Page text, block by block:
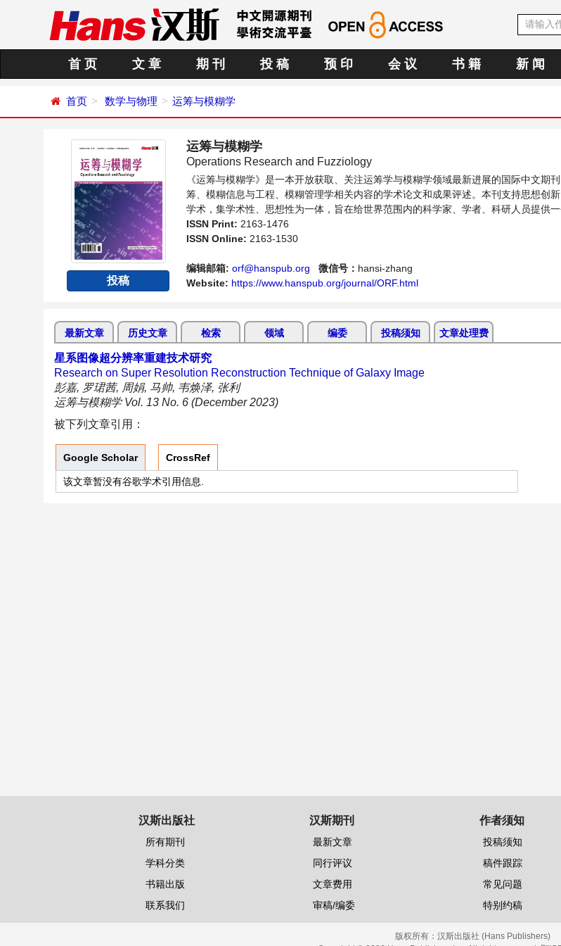
首 页 文 章 期 刊 投 稿 预 印 会 议 书 籍 新 闻
首页 数学与物理 运筹与模糊学
投稿
运筹与模糊学
Operations Research and Fuzziology
《运筹与模糊学》是一本开放获取、关注运筹学与模糊学领域最新进展的国际中文期
筹、模糊信息与工程、模糊管理学相关内容的学术论文和成果评述。本刊支持思想创
学术，集学术性、思想性为一体，旨在给世界范围内的科学家、学者、科研人员提供一
糊学领域内不同方向问题与发展的交流平台。
ISSN Print: 2163-1476
ISSN Online: 2163-1530
编辑邮箱: orf@hanspub.org 微信号： hansi-zhang
Website: https://www.hanspub.org/journal/ORF.html
最新文章 历史文章 检索 领域 编委 投稿须知 文章处理费
星系图像超分辨率重建技术研究
Research on Super Resolution Reconstruction Technique of Galaxy Image
彭嘉, 罗珺茜, 周娟, 马帅, 韦焕泽, 张利
运筹与模糊学 Vol. 13 No. 6 (December 2023)
被下列文章引用：
Google Scholar CrossRef
该文章暂没有谷歌学术引用信息.
汉斯出版社
所有期刊
学科分类
书籍出版
联系我们
汉斯期刊
最新文章
同行评议
文章费用
审稿/编委
作者须知
投稿须知
稿件跟踪
常见问题
特别约稿
版权所有： 汉斯出版社 (Hans Publishers)